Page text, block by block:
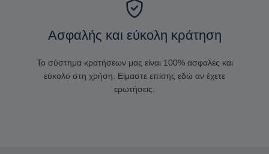
Ασφαλής και εύκολη κράτηση
Το σύστημα κρατήσεων μας είναι 100% ασφαλές και
εύκολο στη χρήση. Είμαστε επίσης εδώ αν έχετε
ερωτήσεις.